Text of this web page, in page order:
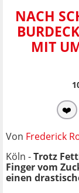
NACH
MIT
❤️
Von Frederick
Köln -Trotz
Finger vom
einen